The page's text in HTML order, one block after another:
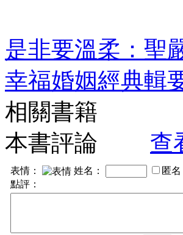
是非要溫柔：聖
幸福婚姻經典
相關書籍
本書評論
查
表情： 姓名： 匿名
點評：